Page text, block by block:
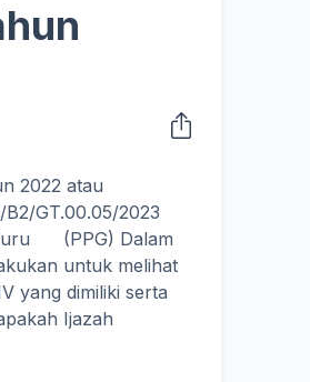
2022 atau
GT.00.05/2023
(PPG) Dalam
untuk melihat
yang dimiliki serta
Ijazah